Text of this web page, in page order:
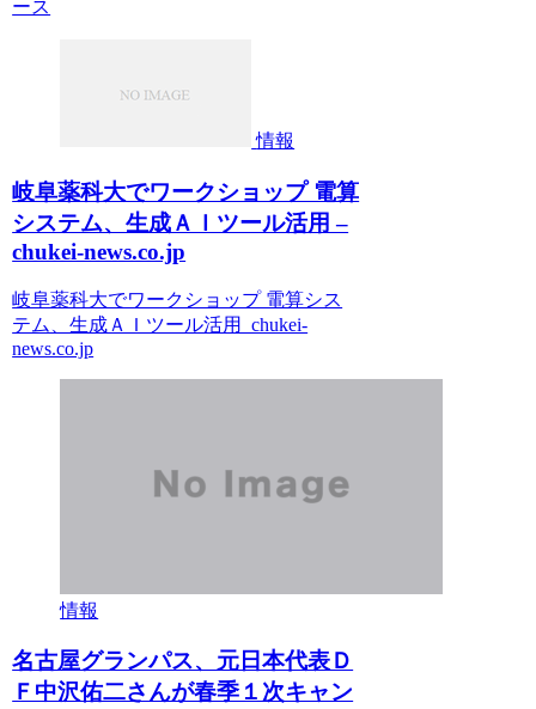
ース
情報
岐阜薬科大でワークショップ 電算
システム、生成ＡＩツール活用 –
chukei-news.co.jp
岐阜薬科大でワークショップ 電算シス
テム、生成ＡＩツール活用 chukei-
news.co.jp
情報
名古屋グランパス、元日本代表Ｄ
Ｆ中沢佑二さんが春季１次キャン